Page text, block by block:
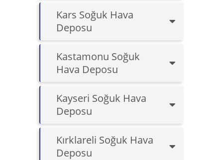
Kars Soğuk Hava
Deposu
Kastamonu Soğuk
Hava Deposu
Kayseri Soğuk Hava
Deposu
Kırklareli Soğuk Hava
Deposu